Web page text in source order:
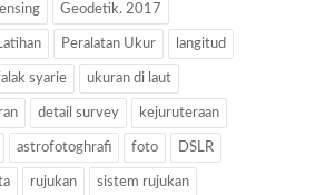
Geodetik. 2017
Peralatan Ukur langitud
syarie ukuran di laut
detail survey kejuruteraan
astrofotoghrafi foto DSLR
rujukan sistem rujukan